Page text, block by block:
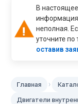
В
неполная.
уточните
оставив
Главная ›
Двигатели